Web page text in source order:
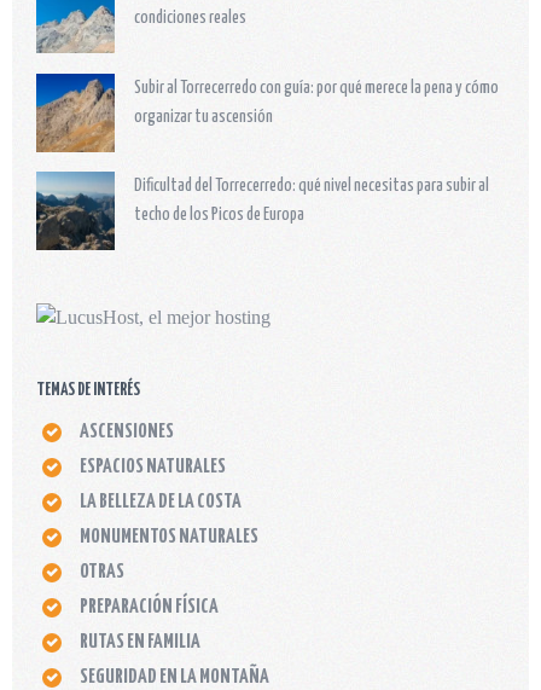
condiciones reales
Subir al Torrecerredo con guía: por qué merece la pena y cómo
organizar tu ascensión
Dificultad del Torrecerredo: qué nivel necesitas para subir al
techo de los Picos de Europa
TEMAS DE INTERÉS
ASCENSIONES
ESPACIOS NATURALES
LA BELLEZA DE LA COSTA
MONUMENTOS NATURALES
OTRAS
PREPARACIÓN FÍSICA
RUTAS EN FAMILIA
SEGURIDAD EN LA MONTAÑA